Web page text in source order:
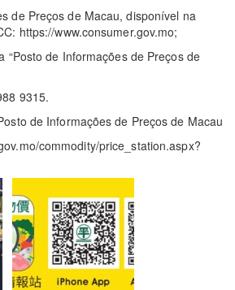
de Preços de Macau, disponível na
https://www.consumer.gov.mo;
“Posto de Informações de Preços de
9315.
de Informações de Preços de Macau
commodity/price_station.aspx?